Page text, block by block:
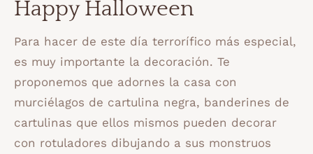
Happy Halloween
Para hacer de este día terrorífico más especial,
es muy importante la decoración. Te
proponemos que adornes la casa con
murciélagos de cartulina negra, banderines de
cartulinas que ellos mismos pueden decorar
con rotuladores dibujando a sus monstruos